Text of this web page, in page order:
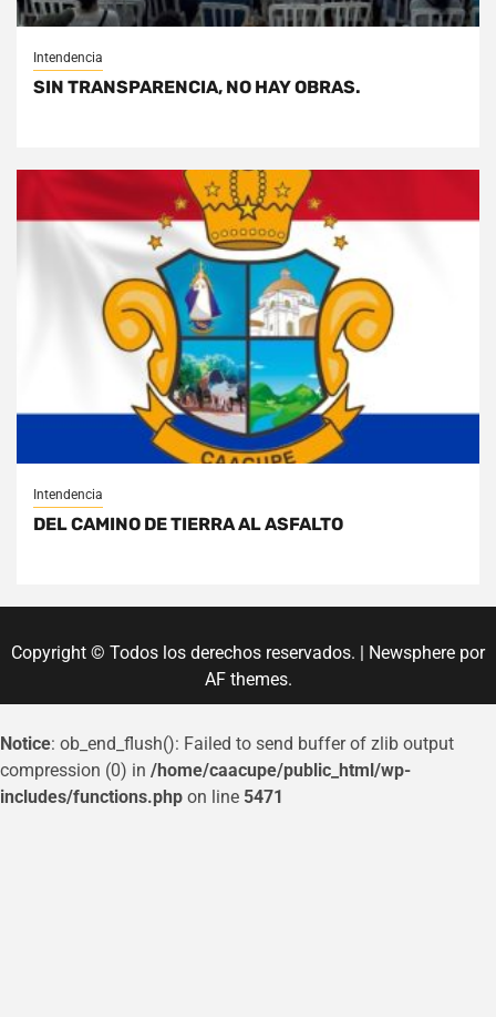
Intendencia
SIN TRANSPARENCIA, NO HAY OBRAS.
Intendencia
DEL CAMINO DE TIERRA AL ASFALTO
Copyright © Todos los derechos reservados. | Newsphere por
AF themes.
Notice: ob_end_flush(): Failed to send buffer of zlib output
compression (0) in /home/caacupe/public_html/wp-
includes/functions.php on line 5471